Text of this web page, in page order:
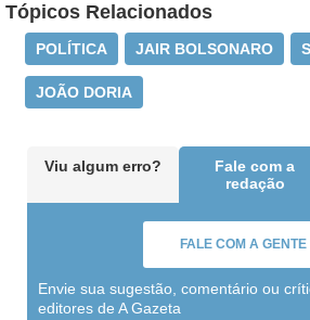
Tópicos Relacionados
POLÍTICA JAIR BOLSONARO
JOÃO DORIA
Viu algum erro?
Fale com a
redação
FALE COM A GENTE
Envie sua sugestão, comentário ou
editores de A Gazeta